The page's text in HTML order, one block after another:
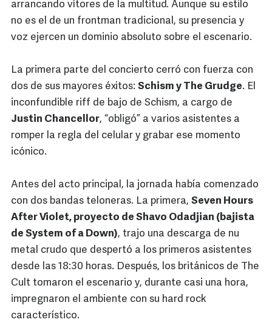
arrancando vítores de la multitud. Aunque su estilo
no es el de un frontman tradicional, su presencia y
voz ejercen un dominio absoluto sobre el escenario.
La primera parte del concierto cerró con fuerza con
dos de sus mayores éxitos: Schism y The Grudge. El
inconfundible riff de bajo de Schism, a cargo de
Justin Chancellor, “obligó” a varios asistentes a
romper la regla del celular y grabar ese momento
icónico.
Antes del acto principal, la jornada había comenzado
con dos bandas teloneras. La primera, Seven Hours
After Violet, proyecto de Shavo Odadjian (bajista
de System of a Down), trajo una descarga de nu
metal crudo que despertó a los primeros asistentes
desde las 18:30 horas. Después, los británicos de The
Cult tomaron el escenario y, durante casi una hora,
impregnaron el ambiente con su hard rock
característico.